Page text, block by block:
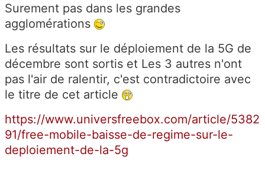
Surement pas dans les grandes
agglomérations
Les résultats sur le déploiement de la 5G de
décembre sont sortis et Les 3 autres n'ont
pas l'air de ralentir, c'est contradictoire avec
le titre de cet article
https://www.universfreebox.com/article/5382
91/free-mobile-baisse-de-regime-sur-le-
deploiement-de-la-5g